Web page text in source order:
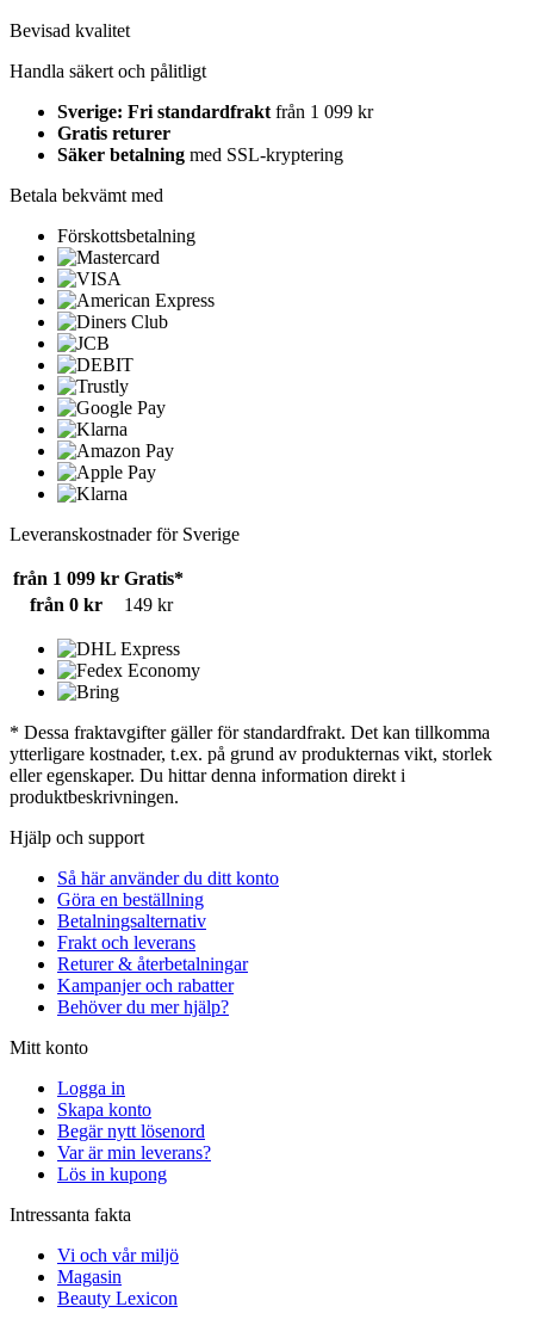
Bevisad kvalitet
Handla säkert och pålitligt
Sverige: Fri standardfrakt från 1 099 kr
Gratis returer
Säker betalning med SSL-kryptering
Betala bekvämt med
Förskottsbetalning
Leveranskostnader för Sverige
från 1 099 kr Gratis*
från 0 kr
149 kr
* Dessa fraktavgifter gäller för standardfrakt. Det kan tillkomma
ytterligare kostnader, t.ex. på grund av produkternas vikt, storlek
eller egenskaper. Du hittar denna information direkt i
produktbeskrivningen.
Hjälp och support
Så här använder du ditt konto
Göra en beställning
Betalningsalternativ
Frakt och leverans
Returer & återbetalningar
Kampanjer och rabatter
Behöver du mer hjälp?
Mitt konto
Logga in
Skapa konto
Begär nytt lösenord
Var är min leverans?
Lös in kupong
Intressanta fakta
Vi och vår miljö
Magasin
Beauty Lexicon